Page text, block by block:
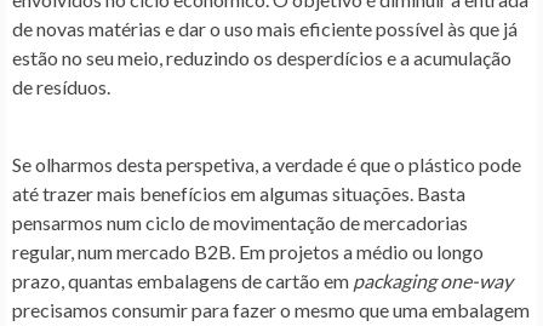
de novas matérias e dar o uso mais eficiente possível às que já
estão no seu meio, reduzindo os desperdícios e a acumulação
de resíduos.
Se olharmos desta perspetiva, a verdade é que o plástico pode
até trazer mais benefícios em algumas situações. Basta
pensarmos num ciclo de movimentação de mercadorias
regular, num mercado B2B. Em projetos a médio ou longo
prazo, quantas embalagens de cartão em packaging one-way
precisamos consumir para fazer o mesmo que uma embalagem